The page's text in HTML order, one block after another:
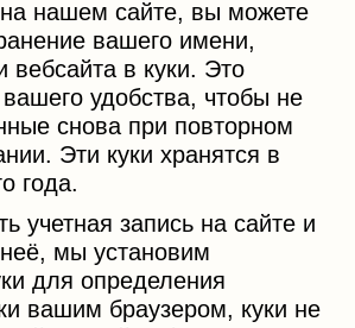
нашем сайте, вы можете
вашего имени,
вебсайта в куки. Это
удобства, чтобы не
снова при повторном
Эти куки хранятся в
года.
учетная запись на сайте и
мы установим
для определения
вашим браузером, куки не